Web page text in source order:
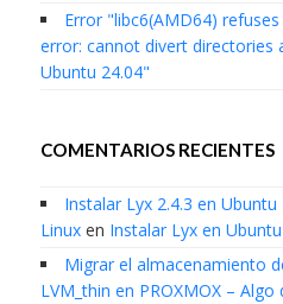
Error "libc6(AMD64)
error: cannot divert directories
Ubuntu 24.04"
COMENTARIOS RECIENTES
Instalar Lyx 2.4.3 en
Linuxen Instalar Lyx en
Migrar el almacenamiento
LVM_thin en PROXMOX – Algo